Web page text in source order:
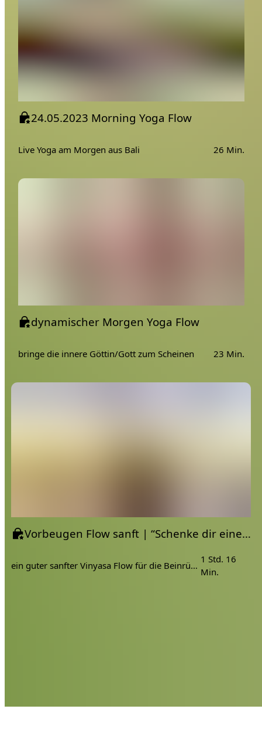
24.05.2023 Morning Yoga Flow
Live Yoga am Morgen aus Bali 26 Min.
dynamischer Morgen Yoga Flow
bringe die innere Göttin/Gott zum Scheinen 23 Min.
Vorbeugen Flow sanft | “Schenke dir eine Umarmung” | Vinyasa Yoga
ein guter sanfter Vinyasa Flow für die Beinrückseiten
1 Std. 16
Min.